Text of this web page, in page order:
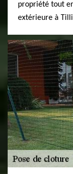
propriété tout
extérieure à